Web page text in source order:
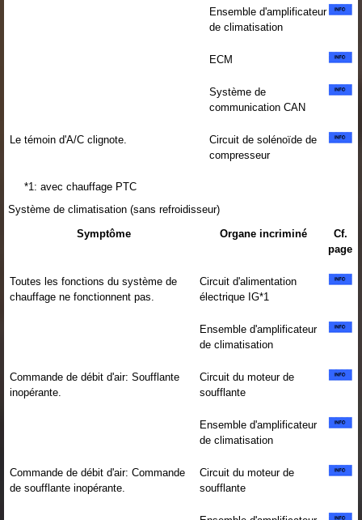
Ensemble d'amplificateur
de climatisation
ECM
Système de
communication CAN
Le témoin d'A/C clignote.
Circuit de solénoïde de
compresseur
*1: avec chauffage PTC
Système de climatisation (sans refroidisseur)
Symptôme
Organe incriminé
Cf.
page
Toutes les fonctions du système de
chauffage ne fonctionnent pas.
Circuit d'alimentation
électrique IG*1
Ensemble d'amplificateur
de climatisation
Commande de débit d'air: Soufflante
inopérante.
Circuit du moteur de
soufflante
Ensemble d'amplificateur
de climatisation
Commande de débit d'air: Commande
de soufflante inopérante.
Circuit du moteur de
soufflante